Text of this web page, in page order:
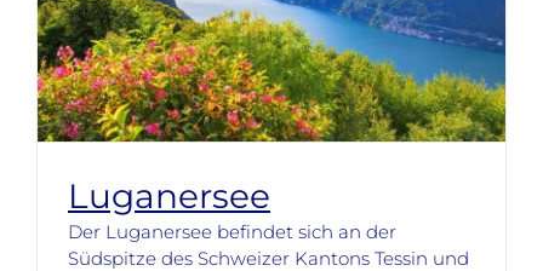
Luganersee
Der Luganersee befindet sich an der
Südspitze des Schweizer Kantons Tessin und